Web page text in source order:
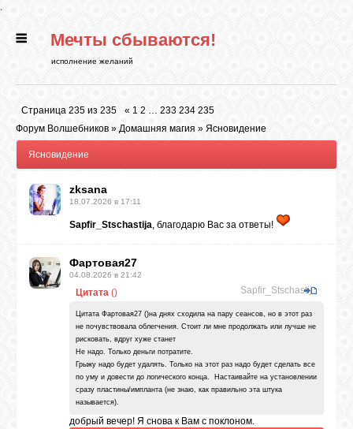
.
ГЛАВНАЯ
РИТУАЛЫ
БИБЛИОТЕКА
КАРТИНКИ
Мечты сбываются!
исполнение желаний
Страница 235 из 235 « 1 2 … 233 234 235
Форум Волшебников » Домашняя магия » Ясновидение
Ясновидение
zksana
18.07.2026 в 17:11
Sapfir_Stschastija, благодарю Вас за ответы!
Фартовая27
04.08.2026 в 21:42
Цитата Sapfir_Stschastija
()
Цитата Фартовая27 ()на днях сходила на пару сеансов, но в этот раз
не почувствовала облегчения. Стоит ли мне продолжать или лучше не
рисковать, вдруг хуже станет
Не надо. Только деньги потратите.
Грыжу надо будет удалять. Только на этот раз надо будет сделать все
по уму и довести до логического конца. Настаивайте на установлении
сразу пластины/импланта (не знаю, как правильно эта штука
называется).
добрый вечер! Я снова к Вам с поклоном.